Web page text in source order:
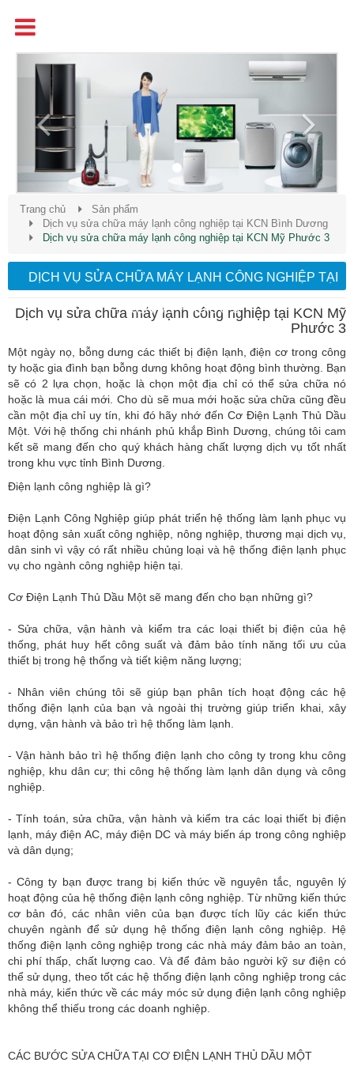
Previous
Trang chủ
Sản phẩm
Dịch vụ sửa chữa máy lạnh công nghiệp tại KCN Bình Dương
Dịch vụ sửa chữa máy lạnh công nghiệp tại KCN Mỹ Phước 3
DỊCH VỤ SỬA CHỮA MÁY LẠNH CÔNG NGHIỆP TẠI
KCN MỸ PHƯỚC 3
Dịch vụ sửa chữa máy lạnh công nghiệp tại KCN Mỹ
Phước 3
Một ngày nọ, bỗng dưng các thiết bị điện lạnh, điện cơ trong công
ty hoặc gia đình bạn bỗng dưng không hoạt động bình thường. Bạn
sẽ có 2 lựa chọn, hoặc là chọn một địa chỉ có thể sửa chữa nó
hoặc là mua cái mới. Cho dù sẽ mua mới hoặc sửa chữa cũng đều
cần một địa chỉ uy tín, khi đó hãy nhớ đến Cơ Điện Lạnh Thủ Dầu
Một. Với hệ thống chi nhánh phủ khắp Bình Dương, chúng tôi cam
kết sẽ mang đến cho quý khách hàng chất lượng dịch vụ tốt nhất
trong khu vực tỉnh Bình Dương.
Điện lạnh công nghiệp là gì?
Điện Lạnh Công Nghiệp giúp phát triển hệ thống làm lạnh phục vụ
hoạt động sản xuất công nghiệp, nông nghiệp, thương mại dịch vụ,
dân sinh vì vậy có rất nhiều chủng loại và hệ thống điện lạnh phục
vụ cho ngành công nghiệp hiện tại.
Cơ Điện Lạnh Thủ Dầu Một sẽ mang đến cho bạn những gì?
- Sửa chữa, vận hành và kiểm tra các loại thiết bị điện của hệ
thống, phát huy hết công suất và đảm bảo tính năng tối ưu của
thiết bị trong hệ thống và tiết kiệm năng lượng;
- Nhân viên chúng tôi sẽ giúp bạn phân tích hoạt động các hệ
thống điện lạnh của bạn và ngoài thị trường giúp triển khai, xây
dựng, vận hành và bảo trì hệ thống làm lạnh.
- Vận hành bảo trì hệ thống điện lạnh cho công ty trong khu công
nghiệp, khu dân cư; thi công hệ thống làm lạnh dân dụng và công
nghiệp.
- Tính toán, sửa chữa, vận hành và kiểm tra các loại thiết bị điện
lạnh, máy điện AC, máy điện DC và máy biến áp trong công nghiệp
và dân dụng;
- Công ty bạn được trang bị kiến thức về nguyên tắc, nguyên lý
hoạt động của hệ thống điện lạnh công nghiệp. Từ những kiến thức
cơ bản đó, các nhân viên của bạn được tích lũy các kiến thức
chuyên ngành để sử dụng hệ thống điện lạnh công nghiệp. Hệ
thống điện lạnh công nghiệp trong các nhà máy đảm bảo an toàn,
chi phí thấp, chất lượng cao. Và để đảm bảo người kỹ sư điện có
thể sử dụng, theo tốt các hệ thống điện lạnh công nghiệp trong các
nhà máy, kiến thức về các máy móc sử dụng điện lạnh công nghiệp
không thể thiếu trong các doanh nghiệp.
CÁC BƯỚC SỬA CHỮA TẠI CƠ ĐIỆN LẠNH THỦ DẦU MỘT